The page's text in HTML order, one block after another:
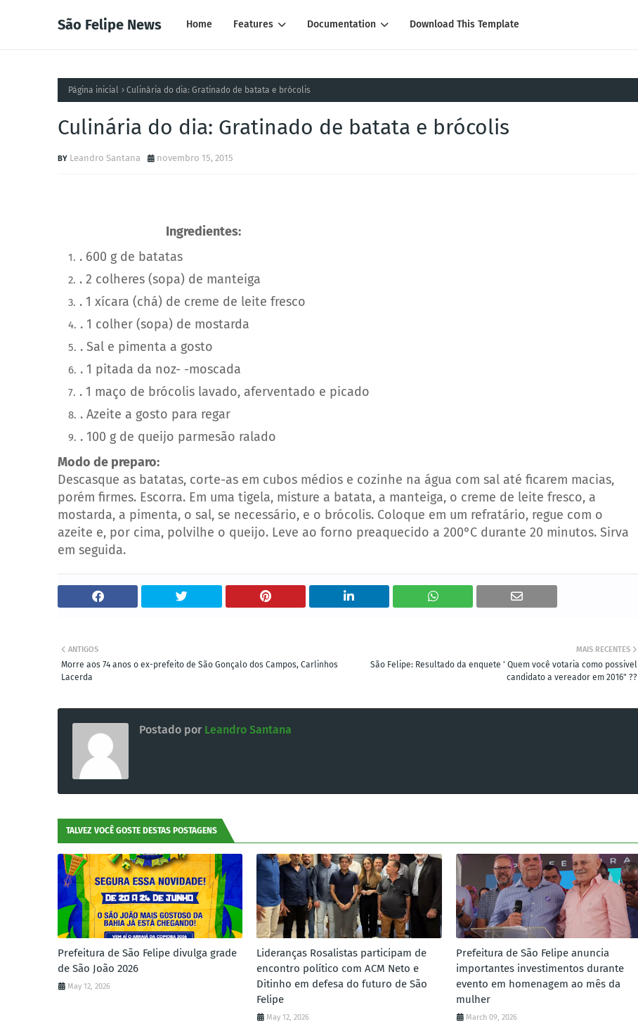
São Felipe News Home Features Documentation Download This Template
Página inicial Culinária do dia: Gratinado de batata e brócolis
Culinária do dia: Gratinado de batata e brócolis
Leandro Santana novembro 15, 2015
Ingredientes:
. 600 g de batatas
. 2 colheres (sopa) de manteiga
. 1 xícara (chá) de creme de leite fresco
. 1 colher (sopa) de mostarda
. Sal e pimenta a gosto
. 1 pitada da noz- -moscada
. 1 maço de brócolis lavado, aferventado e picado
. Azeite a gosto para regar
. 100 g de queijo parmesão ralado
Modo de preparo:
Descasque as batatas, corte-as em cubos médios e cozinhe na água com sal até ficarem macias,
porém firmes. Escorra. Em uma tigela, misture a batata, a manteiga, o creme de leite fresco, a
mostarda, a pimenta, o sal, se necessário, e o brócolis. Coloque em um refratário, regue com o
azeite e, por cima, polvilhe o queijo. Leve ao forno preaquecido a 200°C durante 20 minutos. Sirva
em seguida.
MAIS RECENTES
São Felipe: Resultado da enquete ' Quem você votaria como possivel
candidato a vereador em 2016" ??
ANTIGOS
Morre aos 74 anos o ex-prefeito de São Gonçalo dos Campos, Carlinhos
Lacerda
Postado por Leandro Santana
TALVEZ VOCÊ GOSTE DESTAS POSTAGENS
Prefeitura de São Felipe divulga grade
de São João 2026
May 12, 2026
Lideranças Rosalistas participam de
encontro político com ACM Neto e
Ditinho em defesa do futuro de São
Felipe
May 12, 2026
Prefeitura de São Felipe anuncia
importantes investimentos durante
evento em homenagem ao mês da
mulher
March 09, 2026